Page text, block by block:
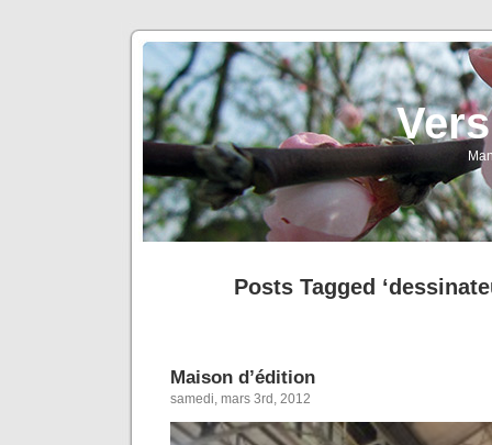
Posts Tagged
Maison d’édition
samedi, mars 3rd, 2012